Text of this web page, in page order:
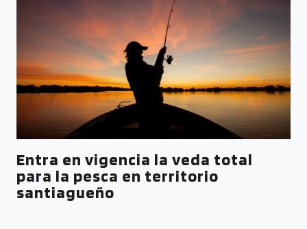
Entra en vigencia la veda total
para la pesca en territorio
santiagueño